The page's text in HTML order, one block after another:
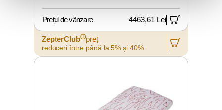
Prețul de vânzare 4463,61 Lei
ZepterClubⓘpreț
reduceri între până la 5% și 40%